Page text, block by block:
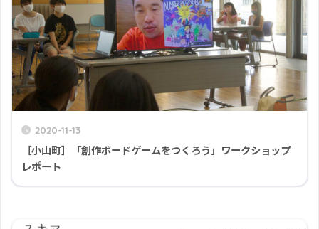
2020-11-13
［小山町］「創作ボードゲームをつくろう」ワークショップ
レポート